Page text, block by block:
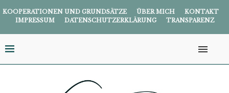
KOOPERATIONEN UND GRUNDSÄTZE ÜBER MICH
KONTAKT
IMPRESSUM
DATENSCHUTZERKLÄRUNG TRANSPARENZ